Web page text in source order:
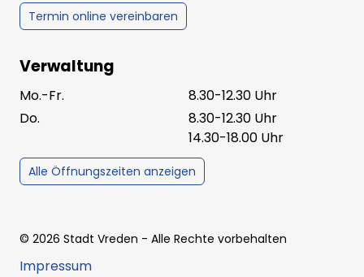
Termin online vereinbaren
Verwaltung
Mo.-Fr.
8.30-12.30 Uhr
Do.
8.30-12.30 Uhr
14.30-18.00 Uhr
Alle Öffnungszeiten anzeigen
© 2026 Stadt Vreden - Alle Rechte vorbehalten
Impressum